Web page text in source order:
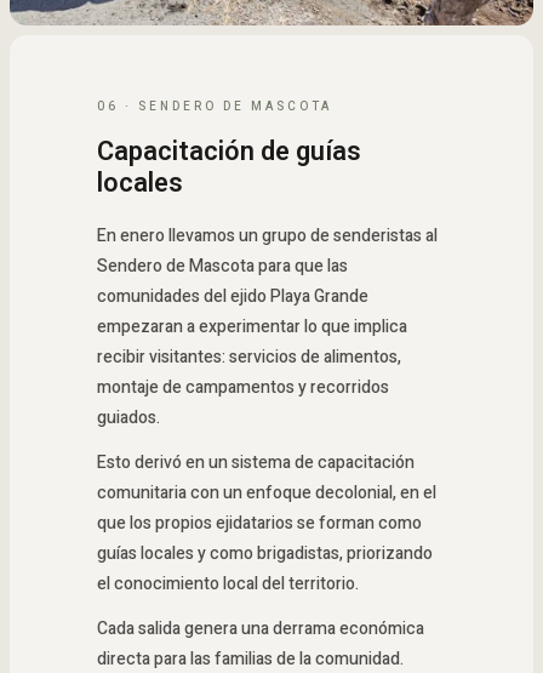
06 · SENDERO DE MASCOTA
Capacitación de guías
locales
En enero llevamos un grupo de senderistas al
Sendero de Mascota para que las
comunidades del ejido Playa Grande
empezaran a experimentar lo que implica
recibir visitantes: servicios de alimentos,
montaje de campamentos y recorridos
guiados.
Esto derivó en un sistema de capacitación
comunitaria con un enfoque decolonial, en el
que los propios ejidatarios se forman como
guías locales y como brigadistas, priorizando
el conocimiento local del territorio.
Cada salida genera una derrama económica
directa para las familias de la comunidad.